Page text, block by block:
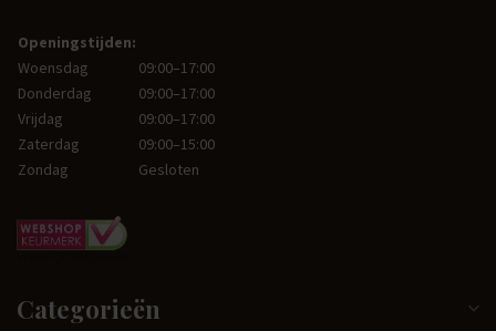
Openingstijden:
Woensdag
09:00–17:00
Donderdag
09:00–17:00
Vrijdag
09:00–17:00
Zaterdag
09:00–15:00
Zondag
Gesloten
Categorieën